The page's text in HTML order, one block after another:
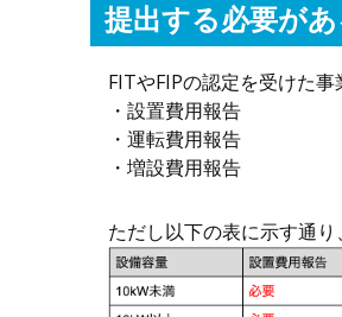
提出する必要が
FITやFIPの認定を受けた
・設置費用報告
・運転費用報告
・増設費用報告
ただし以下の表に示す通